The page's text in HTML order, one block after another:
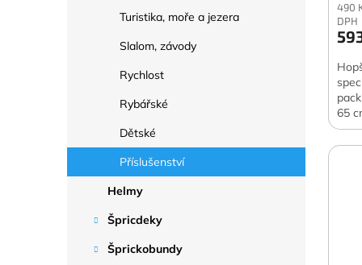
Turistika, moře a jezera
Slalom, závody
Rychlost
Rybářské
Dětské
Příslušenství
Helmy
Špricdeky
Šprickobundy
490
DPH
65